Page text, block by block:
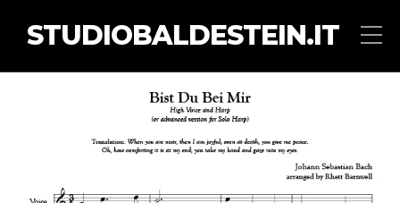
STUDIOBALDESTEIN.IT